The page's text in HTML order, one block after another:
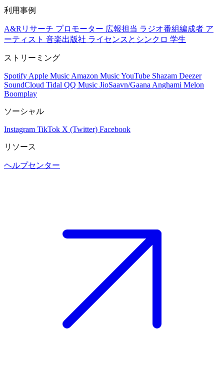
利用事例
A&Rリサーチ プロモーター 広報担当 ラジオ番組編成者 ア
ーティスト 音楽出版社 ライセンスとシンクロ 学生
ストリーミング
Spotify Apple Music Amazon MusicYouTube Shazam Deezer
SoundCloud Tidal QQ Music JioSaavn/Gaana Anghami Melon
Boomplay
ソーシャル
Instagram TikTok X (Twitter) Facebook
リソース
ヘルプセンター